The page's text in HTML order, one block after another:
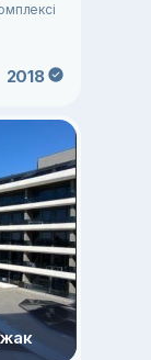
2018